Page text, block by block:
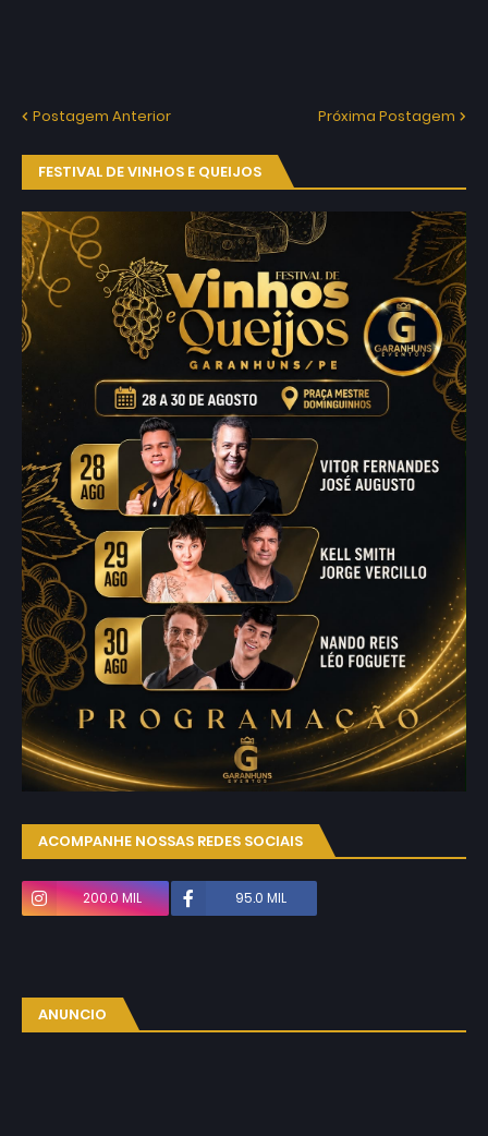
Postagem Anterior Próxima Postagem
FESTIVAL DE VINHOS E QUEIJOS
ACOMPANHE NOSSAS REDES SOCIAIS
200.0 MIL 95.0 MIL
ANUNCIO